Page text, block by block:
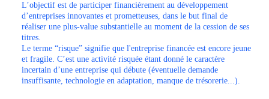
L’objectif est de participer financièrement au développement
d’entreprises innovantes et prometteuses, dans le but final de
réaliser une plus-value substantielle au moment de la cession de ses
titres.
Le terme “risque” signifie que l'entreprise financée est encore jeune
et fragile. C’est une activité risquée étant donné le caractère
incertain d’une entreprise qui débute (éventuelle demande
insuffisante, technologie en adaptation, manque de trésorerie...).